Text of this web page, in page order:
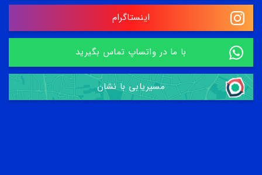
اینستاگرام
با ما در واتساپ تماس بگیرید
مسیریابی با نشان